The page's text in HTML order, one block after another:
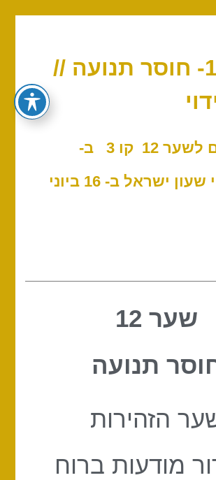
שער 12- חוסר תנועה //
12 קו 3
ב-
לפי שעון ישראל ב- 16 ביוני
שער 12
תנועה
הזהירות
מודעות ברוח